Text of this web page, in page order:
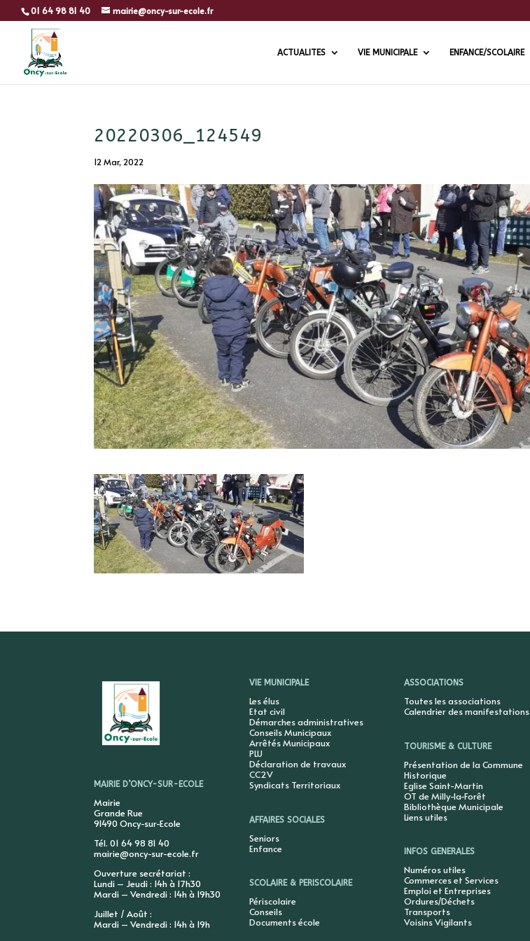
01 64 98 81 40 mairie@oncy-sur-ecole.fr
ACTUALITES VIE MUNICIPALE ENFANCE/SCOLAIRE
20220306_124549
12 Mar, 2022
MAIRIE D’ONCY-SUR-ECOLE
Mairie
Grande Rue
91490 Oncy-sur-Ecole
Tél. 01 64 98 81 40
mairie@oncy-sur-ecole.fr
Ouverture secrétariat :
Lundi – Jeudi : 14h à 17h30
Mardi – Vendredi : 14h à 19h30
Juillet / Août :
Mardi – Vendredi : 14h à 19h
VIE MUNICIPALE
Les élus
Etat civil
Démarches administratives
Conseils Municipaux
Arrêtés Municipaux
PLU
Déclaration de travaux
CC2V
Syndicats Territoriaux
AFFAIRES SOCIALES
Seniors
Enfance
SCOLAIRE & PERISCOLAIRE
Périscolaire
Conseils
Documents école
ASSOCIATIONS
Toutes les associations
Calendrier des manifestations
TOURISME & CULTURE
Présentation de la Commune
Historique
Eglise Saint-Martin
OT de Milly-la-Forêt
Bibliothèque Municipale
Liens utiles
INFOS GENERALES
Numéros utiles
Commerces et Services
Emploi et Entreprises
Ordures/Déchets
Transports
Voisins Vigilants